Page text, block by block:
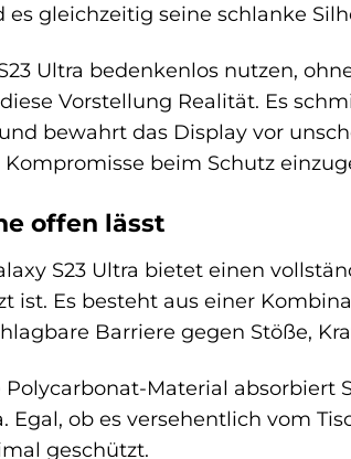
gleichzeitig seine schlanke
Ultra bedenkenlos nutzen,
Vorstellung Realität. Es
bewahrt das Display vor
beim Schutz
offen lässt
S23 Ultra bietet einen
ist. Es besteht aus einer
Barriere gegen Stöße,
Material absorbiert
Egal, ob es versehentlich vom
geschützt.